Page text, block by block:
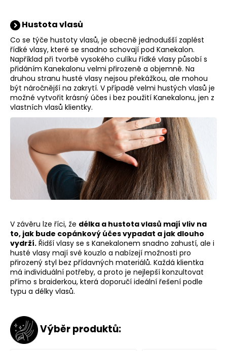
Hustota vlasů
Co se týče hustoty vlasů, je obecně jednodušší zaplést
řídké vlasy, které se snadno schovají pod Kanekalon.
Například při tvorbě vysokého culíku řídké vlasy působí s
přidáním Kanekalonu velmi přirozeně a objemně. Na
druhou stranu husté vlasy nejsou překážkou, ale mohou
být náročnější na zakrytí. V případě velmi hustých vlasů je
možné vytvořit krásný účes i bez použití Kanekalonu, jen z
vlastních vlasů klientky.
V závěru lze říci, že délka a hustota vlasů mají vliv na
to, jak bude copánkový účes vypadat a jak dlouho
vydrží. Řidší vlasy se s Kanekalonem snadno zahustí, ale i
husté vlasy mají své kouzlo a nabízejí možnosti pro
přirozený styl bez přídavných materiálů. Každá klientka
má individuální potřeby, a proto je nejlepší konzultovat
přímo s braiderkou, která doporučí ideální řešení podle
typu a délky vlasů.
Výběr produktů:
D
o
p
o
r
u